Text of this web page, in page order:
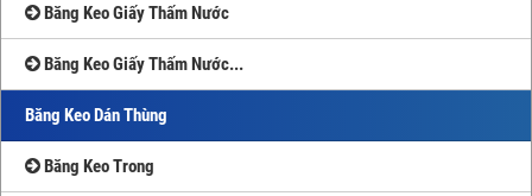
Băng Keo Giấy Thấm Nước
Băng Keo Giấy Thấm Nước...
Băng Keo Dán Thùng
Băng Keo Trong